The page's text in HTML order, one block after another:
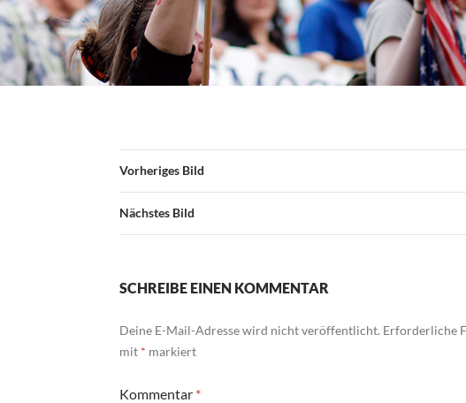
Vorheriges Bild
Nächstes Bild
SCHREIBE EINEN KOMMENTAR
Deine E-Mail-Adresse wird nicht veröffentlicht. Erforderliche
mit * markiert
Kommentar *